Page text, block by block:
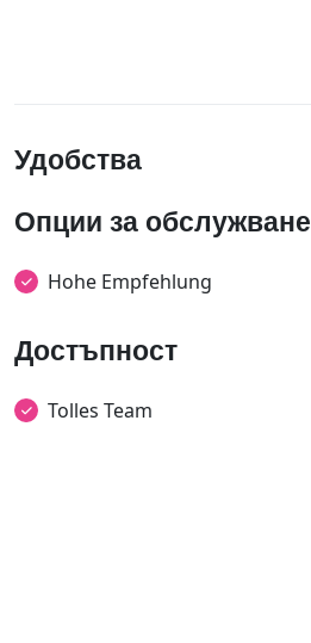
Удобства
Опции за обслужване
Hohe Empfehlung
Достъпност
Tolles Team